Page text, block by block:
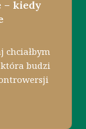
– kiedy
chciałbym
budzi